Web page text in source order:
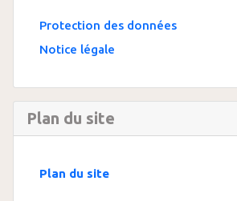
Protection des données
Notice légale
Plan du site
Plan du site